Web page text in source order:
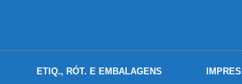
ETIQ., RÓT. E EMBALAGENS